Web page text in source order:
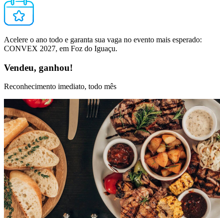
Acelere o ano todo e garanta sua vaga no evento mais esperado:
CONVEX 2027, em Foz do Iguaçu.
Vendeu, ganhou!
Reconhecimento imediato, todo mês